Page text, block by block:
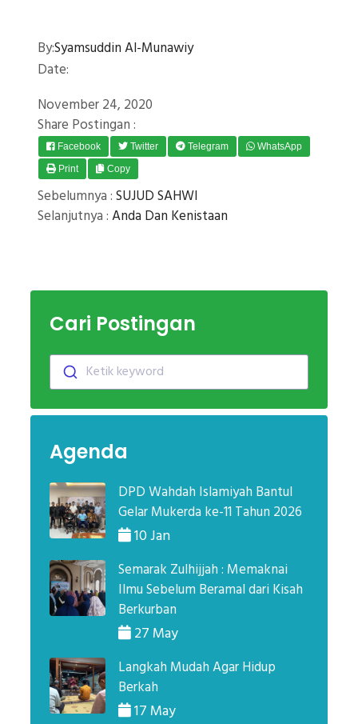
By:Syamsuddin Al-Munawiy
Date:
November 24, 2020
Share Postingan :
Facebook Twitter Telegram
WhatsApp
Print
Copy
Sebelumnya :SUJUD SAHWI
Selanjutnya :Anda Dan Kenistaan
Cari Postingan
Ketik keyword
Agenda
DPD Wahdah Islamiyah Bantul
Gelar Mukerda ke-11 Tahun 2026
10 Jan
Semarak Zulhijjah : Memaknai
Ilmu Sebelum Beramal dari Kisah
Berkurban
27 May
Langkah Mudah Agar Hidup
Berkah
17 May